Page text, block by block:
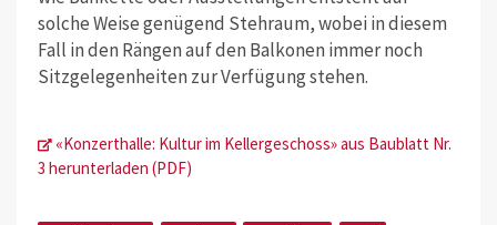
solche Weise genügend Stehraum, wobei in diesem
Fall in den Rängen auf den Balkonen immer noch
Sitzgelegenheiten zur Verfügung stehen.
«Konzerthalle: Kultur im Kellergeschoss» aus Baublatt Nr.
3 herunterladen (PDF)